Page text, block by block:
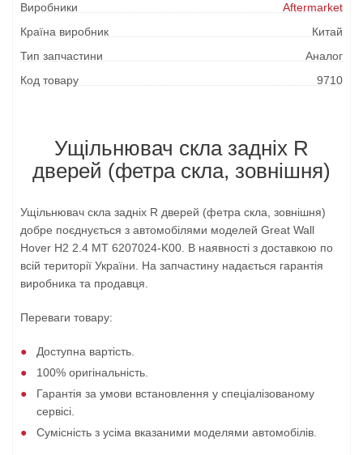
Виробники
Aftermarket
Країна виробник
Китай
Тип запчастини
Аналог
Код товару
9710
Ущільнювач скла задніх R
дверей (фетра скла, зовнішня)
Ущільнювач скла задніх R дверей (фетра скла, зовнішня)
добре поєднується з автомобілями моделей Great Wall
Hover H2 2.4 MT 6207024-K00. В наявності з доставкою по
всій території України. На запчастину надається гарантія
виробника та продавця.
Переваги товару:
Доступна вартість.
100% оригінальність.
Гарантія за умови встановлення у спеціалізованому
сервісі.
Сумісність з усіма вказаними моделями автомобілів.